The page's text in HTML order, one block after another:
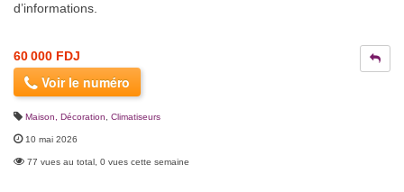
d’informations.
60 000 FDJ
Voir le numéro
Maison, Décoration Climatiseurs
10 mai 2026
77 vues au total, 0 vues cette semaine